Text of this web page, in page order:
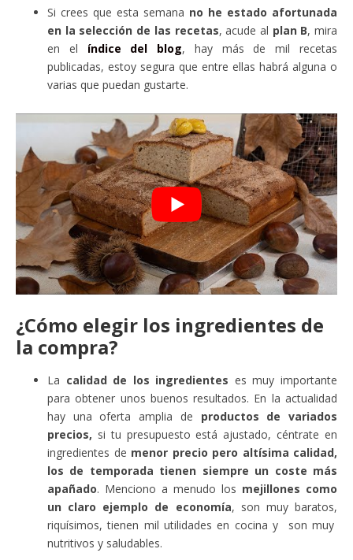
Si crees que esta semana no he estado afortunada
en la selección de las recetas, acude al plan B, mira
en el índice del blog, hay más de mil recetas
publicadas, estoy segura que entre ellas habrá alguna o
varias que puedan gustarte.
¿Cómo elegir los ingredientes de
la compra?
La calidad de los ingredientes es muy importante
para obtener unos buenos resultados. En la actualidad
hay una oferta amplia de productos de variados
precios, si tu presupuesto está ajustado, céntrate en
ingredientes de menor precio pero altísima calidad,
los de temporada tienen siempre un coste más
apañado. Menciono a menudo los mejillones como
un claro ejemplo de economía, son muy baratos,
riquísimos, tienen mil utilidades en cocina y son muy
nutritivos y saludables.